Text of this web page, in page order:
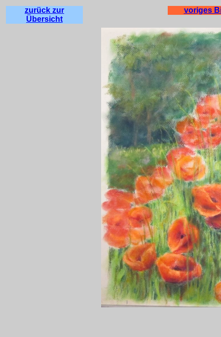
zurück zur
Übersicht
voriges